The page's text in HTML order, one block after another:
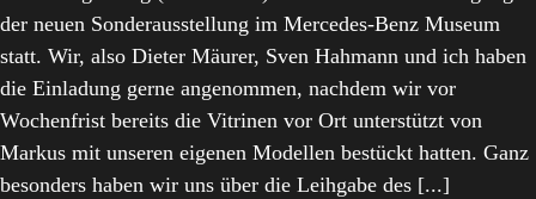
der neuen Sonderausstellung im Mercedes-Benz Museum
statt. Wir, also Dieter Mäurer, Sven Hahmann und ich haben
die Einladung gerne angenommen, nachdem wir vor
Wochenfrist bereits die Vitrinen vor Ort unterstützt von
Markus mit unseren eigenen Modellen bestückt hatten. Ganz
besonders haben wir uns über die Leihgabe des [...]